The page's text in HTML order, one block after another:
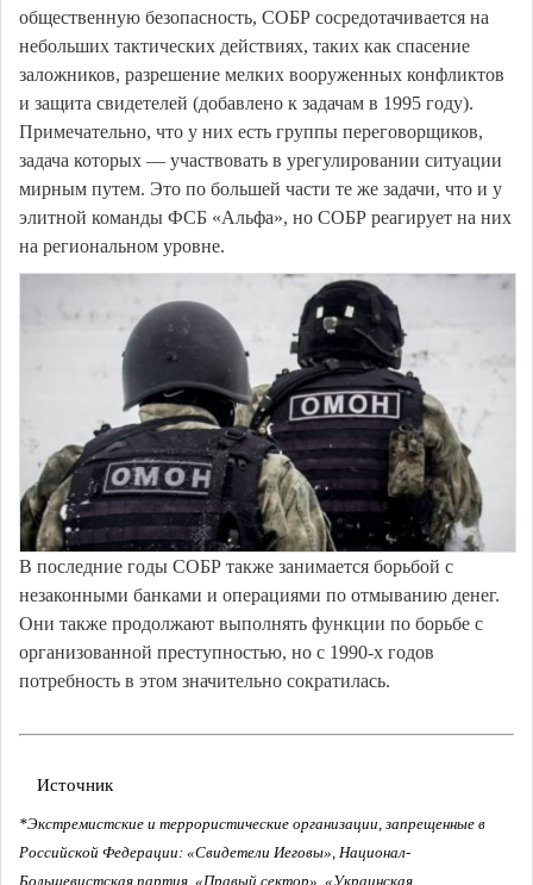
общественную безопасность, СОБР сосредотачивается на
небольших тактических действиях, таких как спасение
заложников, разрешение мелких вооруженных конфликтов
и защита свидетелей (добавлено к задачам в 1995 году).
Примечательно, что у них есть группы переговорщиков,
задача которых — участвовать в урегулировании ситуации
мирным путем. Это по большей части те же задачи, что и у
элитной команды ФСБ «Альфа», но СОБР реагирует на них
на региональном уровне.
В последние годы СОБР также занимается борьбой с
незаконными банками и операциями по отмыванию денег.
Они также продолжают выполнять функции по борьбе с
организованной преступностью, но с 1990-х годов
потребность в этом значительно сократилась.
Источник
*Экстремистские и террористические организации, запрещенные в
Российской Федерации: «Свидетели Иеговы», Национал-
Большевистская партия, «Правый сектор», «Украинская